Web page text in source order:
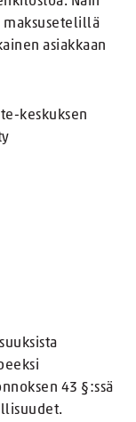
maksusetelillä
asiakkaan
keskuksen
43 §:ssä